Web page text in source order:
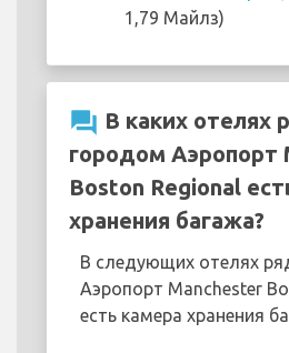
1,79 Майлз)
question_answer В каких отелях
городом Аэропорт
Boston Regional
хранения багажа?
В следующих отелях
Аэропорт Manchester
есть камера хранения